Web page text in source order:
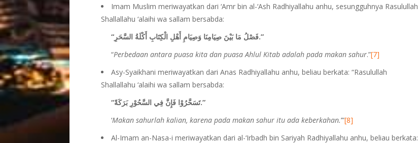
Imam Muslim meriwayatkan dari ‘Amr bin al-‘Ash Radhiyallahu anhu, sesungguhnya Rasulullah
Shallallahu ‘alaihi wa sallam bersabda:
“فَصْلُ مَا بَيْنَ صِيَامِنَا وَصِيَامِ أَهْلِ الْكِتَابِ أَكْلَةُ السَّحَرِ.”
“Perbedaan antara puasa kita dan puasa Ahlul Kitab adalah pada makan sahur.”[7]
Asy-Syaikhani meriwayatkan dari Anas Radhiyallahu anhu, beliau berkata: “Rasulullah
Shallallahu ‘alaihi wa sallam bersabda:
“تَسَحَّرُوْا فَإِنَّ فِي السَّحُوْرِ بَرَكَةً.”
‘Makan sahurlah kalian, karena pada makan sahur itu ada keberkahan.’”[8]
Al-Imam an-Nasa-i meriwayatkan dari al-‘Irbadh bin Sariyah Radhiyallahu anhu, beliau berkata: